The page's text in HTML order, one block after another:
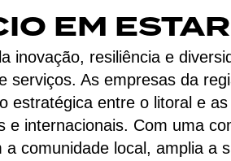
EM
inovação, resiliência e
As empresas da
estratégica entre o litoral e
internacionais. Com uma
comunidade local, amplia a